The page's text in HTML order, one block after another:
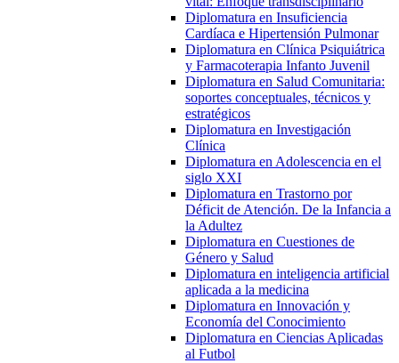
Diplomatura en Insuficiencia
Cardíaca e Hipertensión Pulmonar
Diplomatura en Clínica Psiquiátrica
y Farmacoterapia Infanto Juvenil
Diplomatura en Salud Comunitaria:
soportes conceptuales, técnicos y
estratégicos
Diplomatura en Investigación
Clínica
Diplomatura en Adolescencia en el
siglo XXI
Diplomatura en Trastorno por
Déficit de Atención. De la Infancia a
la Adultez
Diplomatura en Cuestiones de
Género y Salud
Diplomatura en inteligencia artificial
aplicada a la medicina
Diplomatura en Innovación y
Economía del Conocimiento
Diplomatura en Ciencias Aplicadas
al Futbol